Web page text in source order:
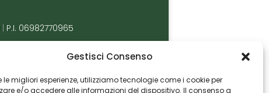
Gestisci Consenso
le migliori esperienze, utilizziamo tecnologie come i cookie per
e/o accedere alle informazioni del dispositivo. Il consenso a
P.I. 06982770965